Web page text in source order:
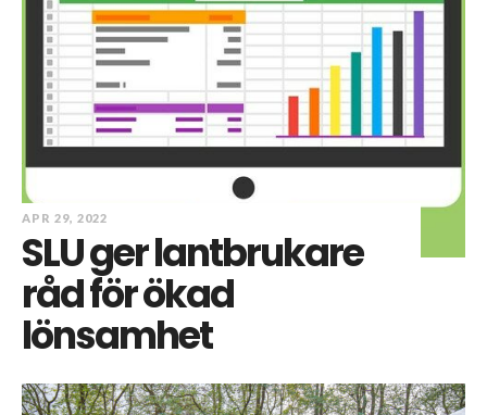
APR 29, 2022
SLU ger lantbrukare
råd för ökad
lönsamhet